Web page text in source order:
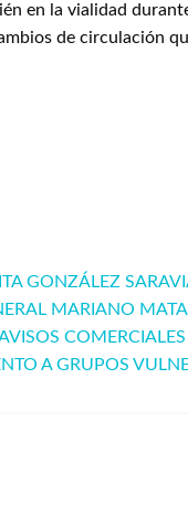
en la vialidad
de circulación
GONZÁLEZ
MARIANO
A GRUPOS